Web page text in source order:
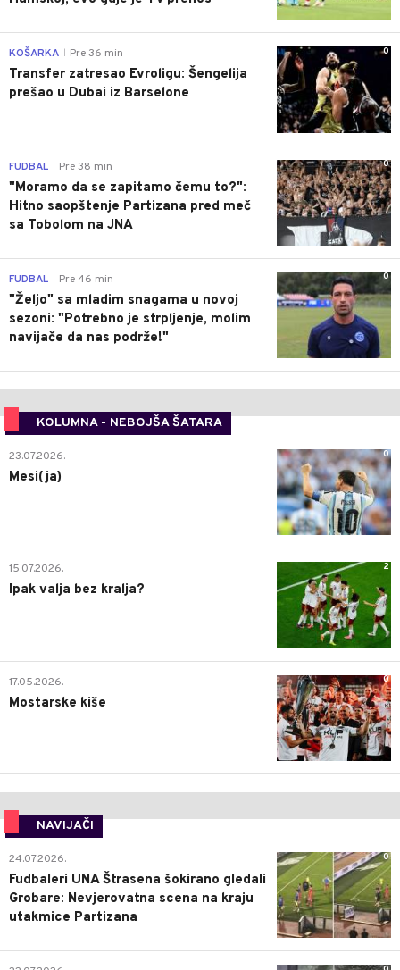
0
KOŠARKA Pre 36 min
Transfer zatresao Evroligu: Šengelija
prešao u Dubai iz Barselone
0
FUDBAL Pre 38 min
"Moramo da se zapitamo čemu to?":
Hitno saopštenje Partizana pred meč
sa Tobolom na JNA
0
FUDBAL Pre 46 min
"Željo" sa mladim snagama u novoj
sezoni: "Potrebno je strpljenje, molim
navijače da nas podrže!"
KOLUMNA - NEBOJŠA ŠATARA
0
23.07.2026.
Mesi(ja)
2
15.07.2026.
Ipak valja bez kralja?
0
17.05.2026.
Mostarske kiše
NAVIJAČI
0
24.07.2026.
Fudbaleri UNA Štrasena šokirano gledali
Grobare: Nevjerovatna scena na kraju
utakmice Partizana